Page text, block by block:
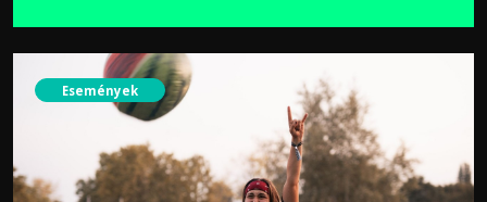
Események